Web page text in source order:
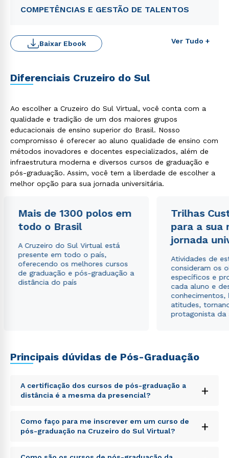
COMPETÊNCIAS E GESTÃO DE TALENTOS
Ver Tudo +
Baixar Ebook
Diferenciais Cruzeiro do Sul
Ao escolher a Cruzeiro do Sul Virtual, você conta com a
qualidade e tradição de um dos maiores grupos
educacionais de ensino superior do Brasil. Nosso
compromisso é oferecer ao aluno qualidade de ensino com
métodos inovadores e docentes especializados, além de
infraestrutura moderna e diversos cursos de graduação e
pós-graduação. Assim, você tem a liberdade de escolher a
melhor opção para sua jornada universitária.
Mais de 1300 polos em
todo o Brasil
A Cruzeiro do Sul Virtual está
presente em todo o país,
oferecendo os melhores cursos
de graduação e pós-graduação a
distância do país
Trilhas
para a sua
jornada
Atividades de
consideram os
específicos e
cada aluno e
conhecimentos,
atitudes,
protagonista da
Principais dúvidas de Pós-Graduação
A certificação dos cursos de pós-graduação a
distância é a mesma da presencial?
+
Sed ut perspiciatis unde omnis iste natus error sit
voluptatem accusantium doloremque laudantium,
totam rem aperiam, eaque ipsa quae ab illo inventore
Como faço para me inscrever em um curso de
pós-graduação na Cruzeiro do Sul Virtual?
+
Sed ut perspiciatis unde omnis iste natus error sit
WhatsApp
ou
Política de Privacidade.e
autorizo que meus dados sejam utilizados para o
envio de conteúdos da Cruzeiro do Sul.